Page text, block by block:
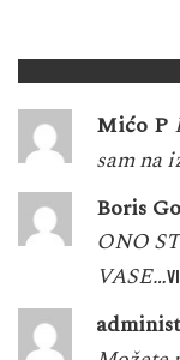
Mićo P
sam na
Boris
ONO
VASE…